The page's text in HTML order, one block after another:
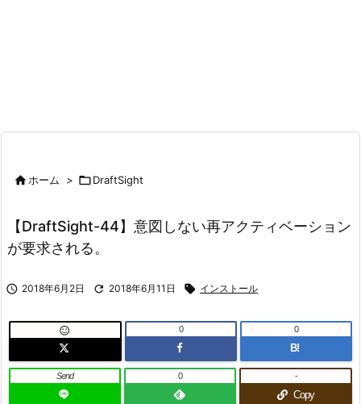
ホーム > DraftSight
【DraftSight-44】意図しない再アクティベーション
が要求される。
 2018年6月2日  2018年6月11日  インストール
 0
B!
0
Send 0
Copy
-